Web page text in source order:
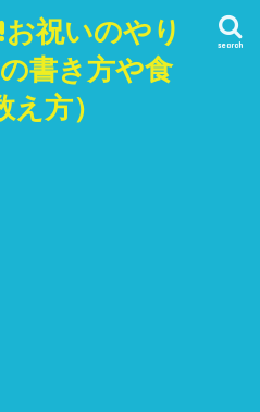
祝いのやり
書き方や食
え方）
search